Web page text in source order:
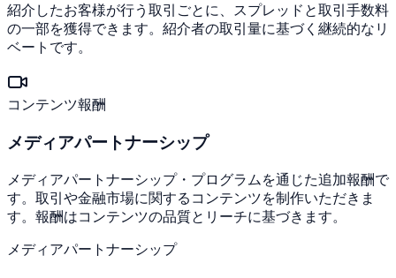
紹介したお客様が行う取引ごとに、スプレッドと取引手数料
の一部を獲得できます。紹介者の取引量に基づく継続的なリ
ベートです。
コンテンツ報酬
メディアパートナーシップ
メディアパートナーシップ・プログラムを通じた追加報酬で
す。取引や金融市場に関するコンテンツを制作いただきま
す。報酬はコンテンツの品質とリーチに基づきます。
メディアパートナーシップ